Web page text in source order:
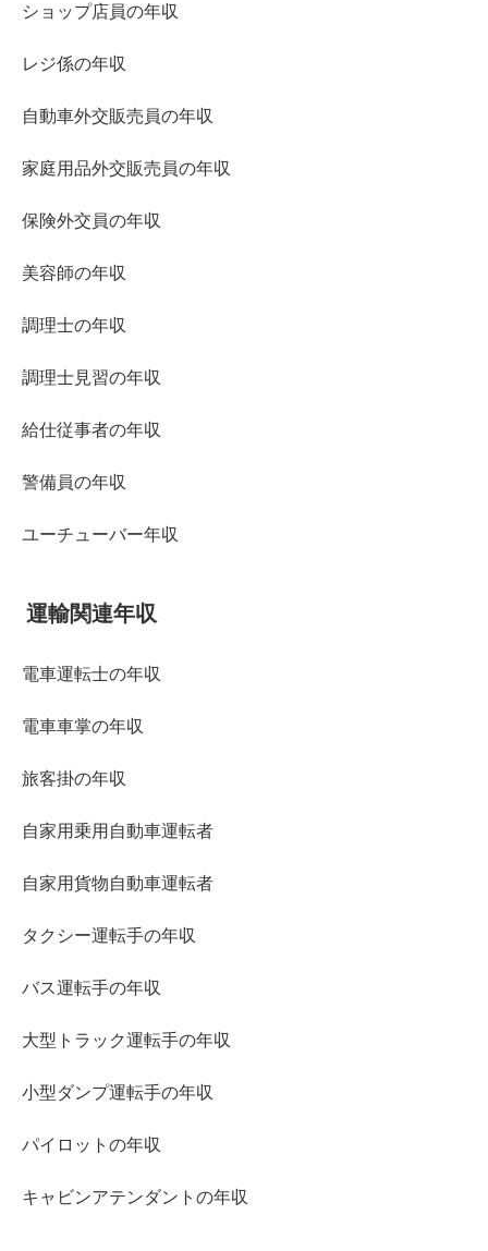
ショップ店員の年収
レジ係の年収
自動車外交販売員の年収
家庭用品外交販売員の年収
保険外交員の年収
美容師の年収
調理士の年収
調理士見習の年収
給仕従事者の年収
警備員の年収
ユーチューバー年収
運輸関連年収
電車運転士の年収
電車車掌の年収
旅客掛の年収
自家用乗用自動車運転者
自家用貨物自動車運転者
タクシー運転手の年収
バス運転手の年収
大型トラック運転手の年収
小型ダンプ運転手の年収
パイロットの年収
キャビンアテンダントの年収